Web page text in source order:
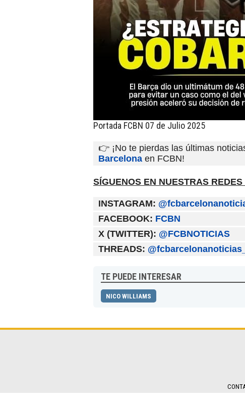
Portada FCBN 07 de Julio 2025
👉 ¡No te pierdas las últimas
Barcelona en FCBN!
SÍGUENOS EN NUESTRAS
INSTAGRAM:
FACEBOOK: FCBN
X (TWITTER): @FCBNOTICIAS
THREADS:
TE PUEDE INTERESAR
NICO WILLIAMS